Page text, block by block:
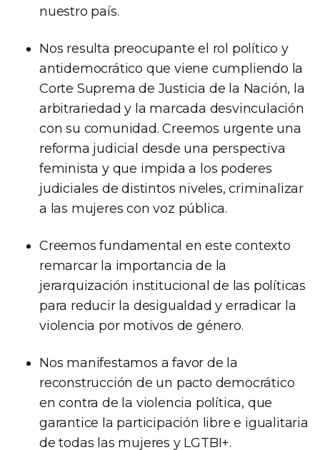
nuestro país.
Nos resulta preocupante el rol político y
antidemocrático que viene cumpliendo la
Corte Suprema de Justicia de la Nación, la
arbitrariedad y la marcada desvinculación
con su comunidad. Creemos urgente una
reforma judicial desde una perspectiva
feminista y que impida a los poderes
judiciales de distintos niveles, criminalizar
a las mujeres con voz pública.
Creemos fundamental en este contexto
remarcar la importancia de la
jerarquización institucional de las políticas
para reducir la desigualdad y erradicar la
violencia por motivos de género.
Nos manifestamos a favor de la
reconstrucción de un pacto democrático
en contra de la violencia política, que
garantice la participación libre e igualitaria
de todas las mujeres y LGTBI+.